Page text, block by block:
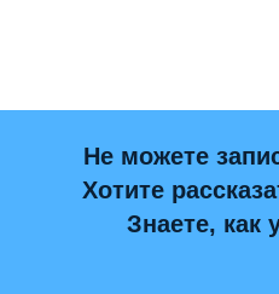
Не можете
Хотите
Знаете, как